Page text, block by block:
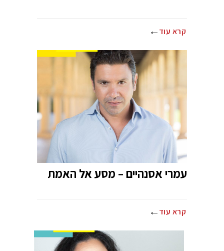
קרא עוד
עמרי אסנהיים – מסע אל האמת
קרא עוד